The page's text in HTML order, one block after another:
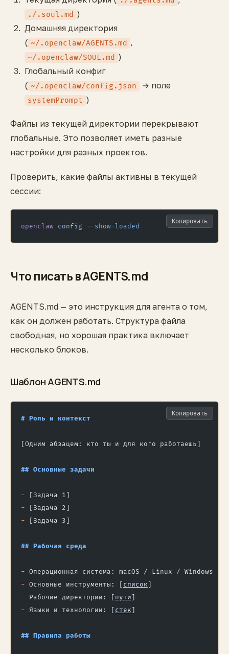
./.soul.md )
Домашняя директория
( ~/.openclaw/AGENTS.md ,
~/.openclaw/SOUL.md )
Глобальный конфиг
( ~/.openclaw/config.json → поле
systemPrompt )
Файлы из текущей директории перекрывают
глобальные. Это позволяет иметь разные
настройки для разных проектов.
Проверить, какие файлы активны в текущей
сессии:
openclaw config --show-loaded
Копировать
Что писать в AGENTS.md
AGENTS.md — это инструкция для агента о том,
как он должен работать. Структура файла
свободная, но хорошая практика включает
несколько блоков.
Шаблон AGENTS.md
# Роль и контекст
[Одним абзацем: кто ты и для кого работаешь]
## Основные задачи
- [Задача 1]
- [Задача 2]
- [Задача 3]
## Рабочая среда
- Операционная система: macOS / Linux / Windows
- Основные инструменты: [ список ]
- Рабочие директории: [ пути ]
- Языки и технологии: [ стек ]
## Правила работы
Копировать